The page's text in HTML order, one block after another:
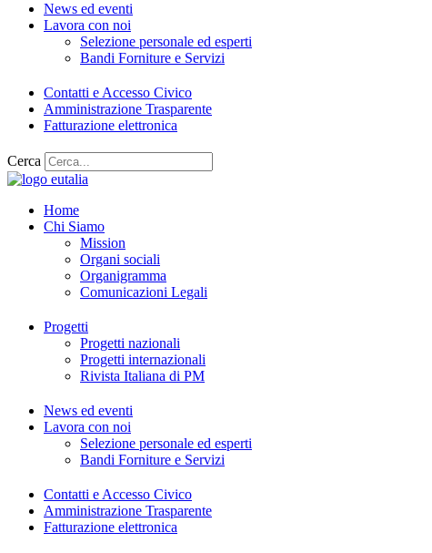
News ed eventi
Lavora con noi
Selezione personale ed esperti
Bandi Forniture e Servizi
Contatti e Accesso Civico
Amministrazione Trasparente
Fatturazione elettronica
Cerca
Home
Chi Siamo
Mission
Organi sociali
Organigramma
Comunicazioni Legali
Progetti
Progetti nazionali
Progetti internazionali
Rivista Italiana di PM
News ed eventi
Lavora con noi
Selezione personale ed esperti
Bandi Forniture e Servizi
Contatti e Accesso Civico
Amministrazione Trasparente
Fatturazione elettronica